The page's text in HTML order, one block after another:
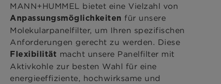
MANN+HUMMEL bietet eine Vielzahl von
Anpassungsmöglichkeiten für unsere
Molekularpanelfilter, um Ihren spezifischen
Anforderungen gerecht zu werden. Diese
Flexibilität macht unsere Panelfilter mit
Aktivkohle zur besten Wahl für eine
energieeffiziente, hochwirksame und